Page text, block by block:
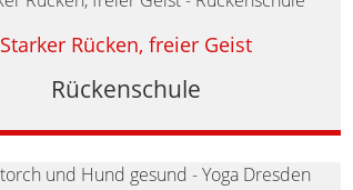
Starker Rücken, freier Geist
Rückenschule